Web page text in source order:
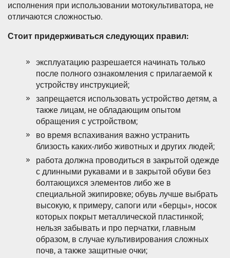
исполнения при использовании мотокультиватора, не
отличаются сложностью.
Стоит придерживаться следующих правил:
эксплуатацию разрешается начинать только
после полного ознакомления с прилагаемой к
устройству инструкцией;
запрещается использовать устройство детям, а
также лицам, не обладающим опытом
обращения с устройством;
во время вспахивания важно устранить
близость каких-либо животных и других людей;
работа должна проводиться в закрытой одежде
с длинными рукавами и в закрытой обуви без
болтающихся элементов либо же в
специальной экипировке; обувь лучше выбрать
высокую, к примеру, сапоги или «берцы», носок
которых покрыт металлической пластинкой;
нельзя забывать и про перчатки, главным
образом, в случае культивирования сложных
почв, а также защитные очки;